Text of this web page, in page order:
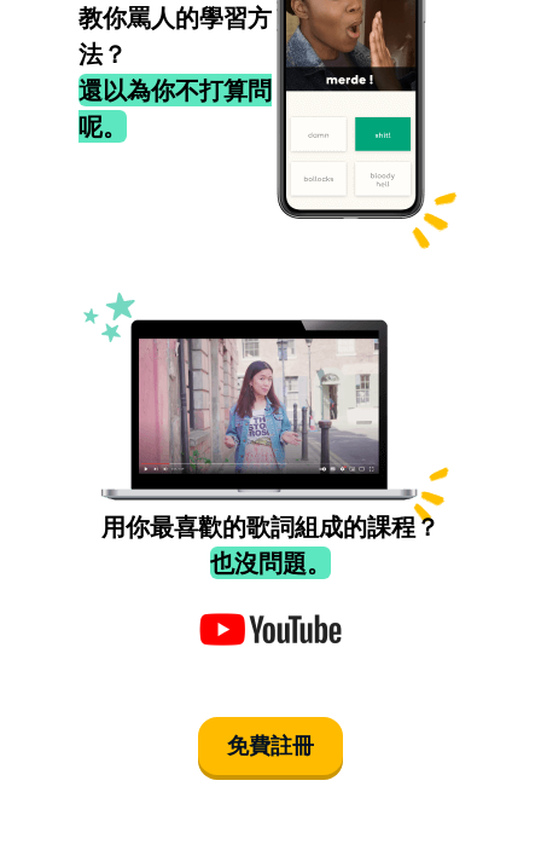
教你罵人的學習方
法？
還以為你不打算問
呢。
用你最喜歡的歌詞組成的課程？
也沒問題。
免費註冊